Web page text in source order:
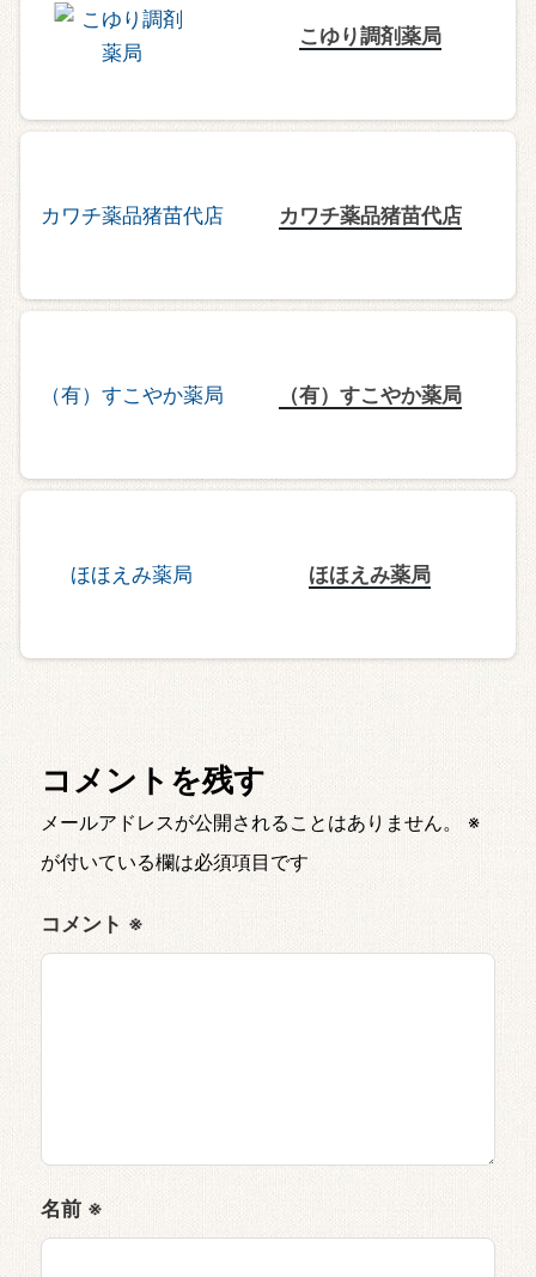
こゆり調剤薬局
カワチ薬品猪苗代店
（有）すこやか薬局
ほほえみ薬局
コメントを残す
メールアドレスが公開されることはありません。
※
が付いている欄は必須項目です
コメント ※
名前 ※